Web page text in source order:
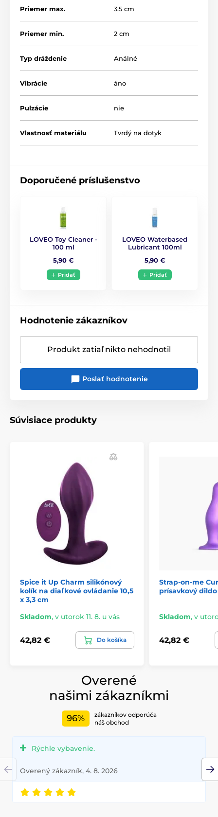
Priemer max. 3.5 cm
Priemer min. 2 cm
Typ dráždenie Análné
Vibrácie áno
Pulzácie nie
Vlastnosť materiálu Tvrdý na dotyk
Doporučené príslušenstvo
LOVEO Toy Cleaner -
100 ml
5,90 €
Pridať
LOVEO Waterbased
Lubricant 100ml
5,90 €
Pridať
Hodnotenie zákazníkov
Produkt zatiaľ nikto nehodnotil
Poslať hodnotenie
Súvisiace produkty
Spice it Up Charm silikónový
kolík na diaľkové ovládanie 10,5
x 3,3 cm
Skladom, v utorok 11. 8. u vás
42,82 € Do košíka
Strap-on-me
prísavkový
Skladom, v
42,82 €
Overené
našimi zákazníkmi
96%
zákazníkov odporúča
náš obchod
Rýchle vybavenie.
Overený zákazník, 4. 8. 2026